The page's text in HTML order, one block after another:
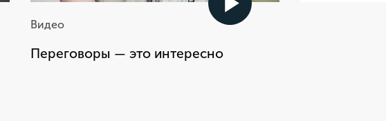
Видео
Переговоры — это интересно